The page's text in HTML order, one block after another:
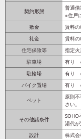
契約形態
普通
※住戸
敷金
賃料
礼金
賃料
住宅保険等
指定
駐車場
有り ※
駐輪場
有り ※
バイク置場
有り ※
ペット
原則
さい。
その他諸条件
湯代が
設計
株式